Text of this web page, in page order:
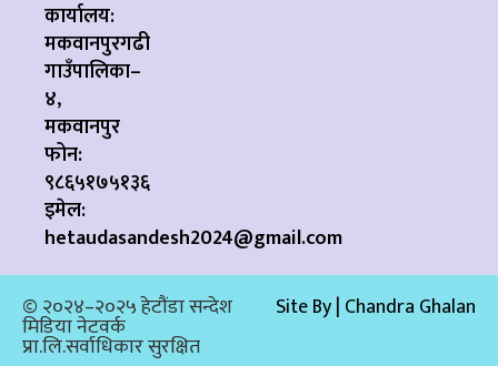
कार्यालय:
मकवानपुरगढी
गाउँपालिका–
४,
मकवानपुर
फोन:
९८६५१७५१३६
इमेल:
hetaudasandesh2024@gmail.com
© २०२४–२०२५ हेटौंडा सन्देश
मिडिया नेटवर्क
प्रा.लि.सर्वाधिकार सुरक्षित​
Site By | Chandra Ghalan